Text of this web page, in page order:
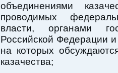
объединениями
проводимых
власти, органами
Российской Федерации
на которых
казачества;